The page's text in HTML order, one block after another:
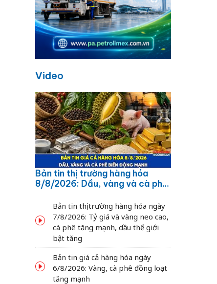
Video
Bản tin thị trường hàng hóa
8/8/2026: Dầu, vàng và cà phê
Bản tin thị trường hàng hóa ngày
7/8/2026: Tỷ giá và vàng neo cao,
cà phê tăng mạnh, dầu thế giới
bật tăng
Bản tin giá cả hàng hóa ngày
6/8/2026: Vàng, cà phê đồng loạt
tăng mạnh